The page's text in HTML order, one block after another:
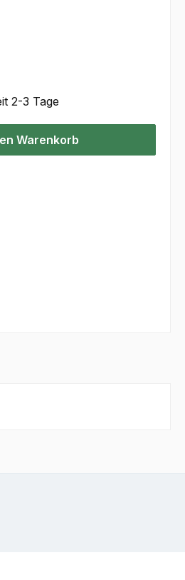
2-3 Tage
ein oder benutze die Schaltflächen
Warenkorb